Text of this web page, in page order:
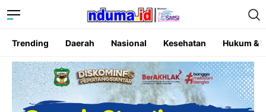
Trending Daerah Nasional Kesehatan Hukum &